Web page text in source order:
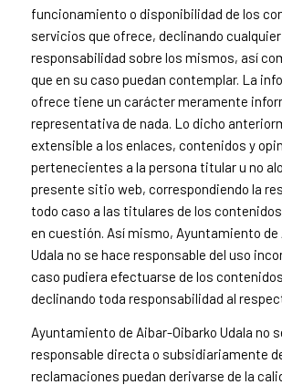
funcionamiento o disponibilidad de los
servicios que ofrece, declinando cualquier
responsabilidad sobre los mismos, así
que en su caso puedan contemplar. La
ofrece tiene un carácter meramente
representativa de nada. Lo dicho
extensible a los enlaces, contenidos y
pertenecientes a la persona titular u no
presente sitio web, correspondiendo la
todo caso a las titulares de los
en cuestión. Así mismo, Ayuntamiento de
Udala no se hace responsable del uso
caso pudiera efectuarse de los
declinando toda responsabilidad al
Ayuntamiento de Aibar-Oibarko Udala no
responsable directa o subsidiariamente
reclamaciones puedan derivarse de la